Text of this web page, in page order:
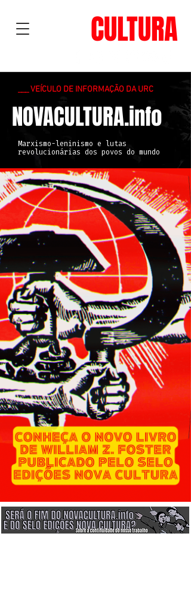
CULTURA
___ VEÍCULO DE INFORMAÇÃO DA URC
NOVACULTURA.info
Marxismo-leninismo e lutas
revolucionárias dos povos do mundo